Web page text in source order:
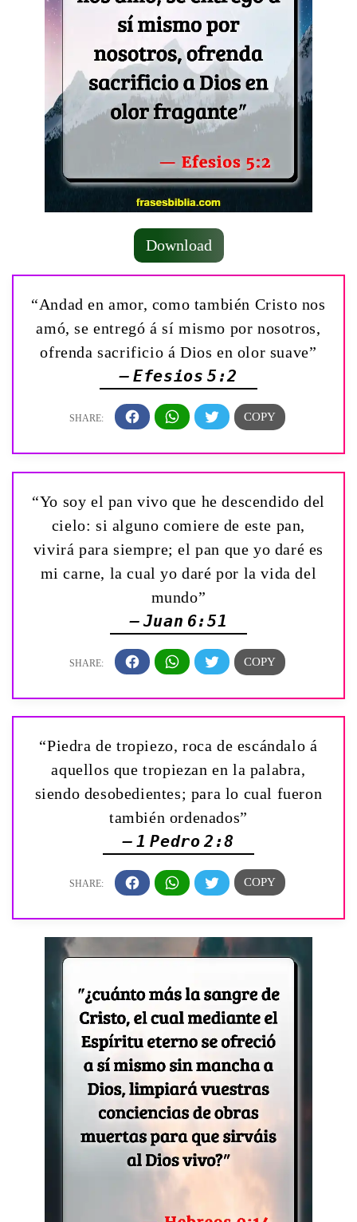
Download
“Andad en amor, como también Cristo nos
amó, se entregó á sí mismo por nosotros,
ofrenda sacrificio á Dios en olor suave”
— Efesios 5:2
“Yo soy el pan vivo que he descendido del
cielo: si alguno comiere de este pan,
vivirá para siempre; el pan que yo daré es
mi carne, la cual yo daré por la vida del
mundo”
— Juan 6:51
“Piedra de tropiezo, roca de escándalo á
aquellos que tropiezan en la palabra,
siendo desobedientes; para lo cual fueron
también ordenados”
— 1 Pedro 2:8